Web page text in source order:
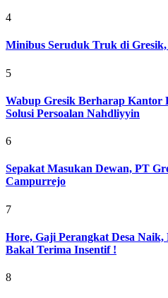
4
Minibus Seruduk Truk di
5
Wabup Gresik Berharap Kantor
Solusi Persoalan Nahdliyyin
6
Sepakat Masukan Dewan, PT
Campurrejo
7
Hore, Gaji Perangkat Desa
Bakal Terima Insentif !
8